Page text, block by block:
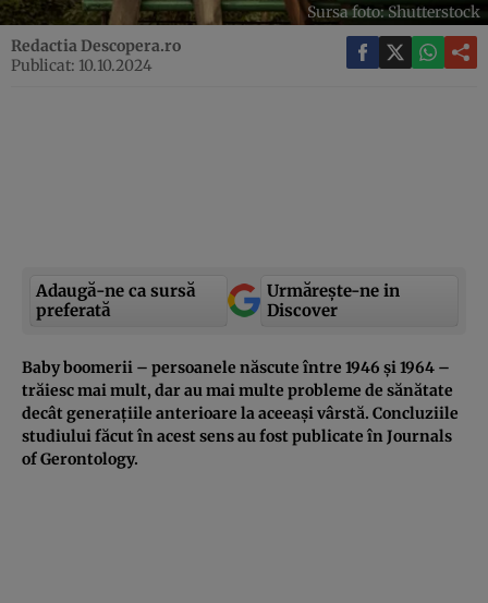
Sursa foto: Shutterstock
Redactia Descopera.ro
Publicat: 10.10.2024
Adaugă-ne ca sursă
preferată
Urmărește-ne in
Discover
Baby boomerii – persoanele născute între 1946 și 1964 –
trăiesc mai mult, dar au mai multe probleme de sănătate
decât generațiile anterioare la aceeași vârstă. Concluziile
studiului făcut în acest sens au fost publicate în Journals
of Gerontology.